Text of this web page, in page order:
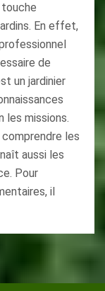
En effet,
de
un jardinier
les missions.
les
aussi les
Pour
il